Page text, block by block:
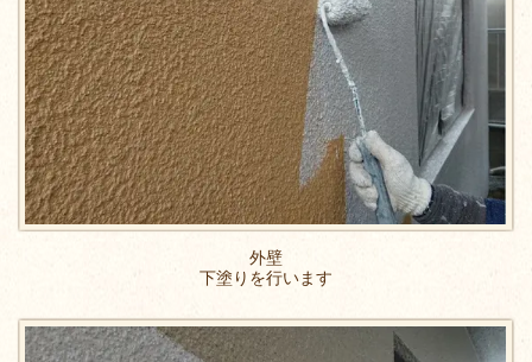
外壁
下塗りを行います